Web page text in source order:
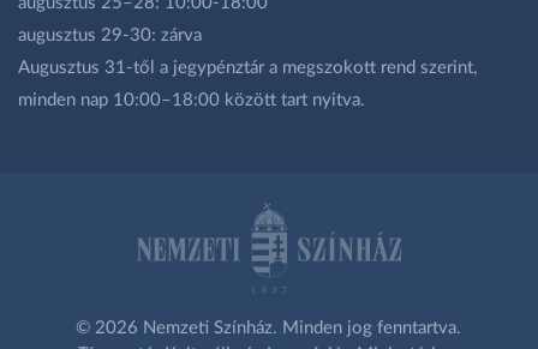
augusztus 29-30: zárva
Augusztus 31-től a jegypénztár a megszokott rend szerint,
minden nap 10:00–18:00 között tart nyitva.
© 2026 Nemzeti Színház. Minden jog fenntartva.